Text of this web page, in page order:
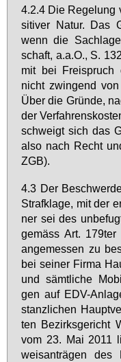
4.2.4 Die Re­ge­lung
si­ti­ver Na­tur. Das
wenn die
schaft, a.a.O., S.
mit bei Frei­spruch
nicht zwin­gend
Über die Grün­de,
der
schweigt sich das
al­so nach Recht
ZGB).
4.3 Der
Straf­kla­ge, mit der
ner sei des
ge­mäss Art.
an­ge­mes­sen zu
bei sei­ner Fir­ma
und sämt­li­che
gen auf EDV-
stanz­li­chen
ten Be­zirks­ge­richt
vom 23. Mai 2011
weis­an­trä­gen des